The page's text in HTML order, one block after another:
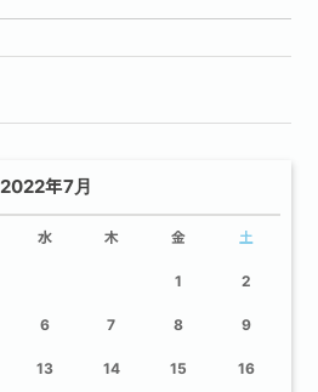
2022年7月
水 木 金 土
1 2
6 7 8 9
13 14 15 16